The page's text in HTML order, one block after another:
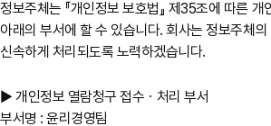
정보주체는 『개인정보 보호법』 제35조에 따른
아래의 부서에 할 수 있습니다. 회사는 정보주체
신속하게 처리되도록 노력하겠습니다.
▶ 개인정보 열람청구 접수ㆍ처리 부서
부서명 : 윤리경영팀